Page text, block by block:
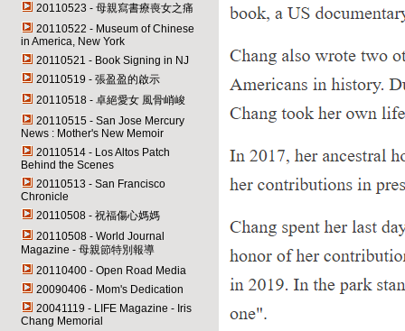
20110523 - 母親寫書療喪女之痛
20110522 - Museum of Chinese
in America, New York
20110521 - Book Signing in NJ
20110519 - 張盈盈的啟示
20110518 - 卓絕愛女 風骨峭峻
20110515 - San Jose Mercury
News : Mother's New Memoir
20110514 - Los Altos Patch
Behind the Scenes
20110513 - San Francisco
Chronicle
20110508 - 祝福傷心媽媽
20110508 - World Journal
Magazine - 母親節特別報導
20110400 - Open Road Media
20090406 - Mom's Dedication
20041119 - LIFE Magazine - Iris
Chang Memorial